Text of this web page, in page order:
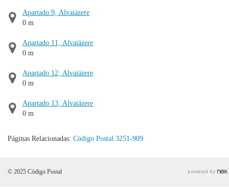
Apartado 9, Alvaiázere
0 m
Apartado 11, Alvaiázere
0 m
Apartado 12, Alvaiázere
0 m
Apartado 13, Alvaiázere
0 m
Páginas Relacionadas: Código Postal 3251-909
© 2025 Código Postal